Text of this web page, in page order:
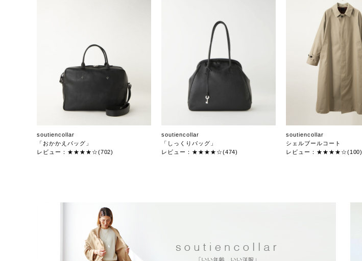
soutiencollar
「おかかえバッグ」
レビュー：★★★★☆(702)
soutiencollar
「しっくりバッグ」
レビュー：★★★★☆(474)
soutiencollar
シェルブールコート
レビュー：★★★★☆(100)